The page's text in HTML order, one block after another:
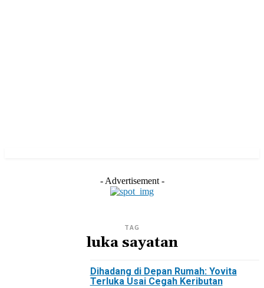
- Advertisement -
TAG
luka sayatan
Dihadang di Depan Rumah: Yovita
Terluka Usai Cegah Keributan